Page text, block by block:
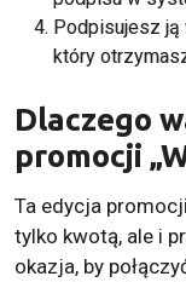
Podpisujesz ją
który
Dlaczego
promocji
Ta edycja
tylko kwotą, ale i
okazja, by